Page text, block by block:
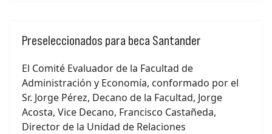
Preseleccionados para beca Santander
El Comité Evaluador de la Facultad de
Administración y Economía, conformado por el
Sr. Jorge Pérez, Decano de la Facultad, Jorge
Acosta, Vice Decano, Francisco Castañeda,
Director de la Unidad de Relaciones